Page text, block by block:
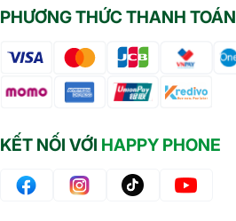
PHƯƠNG THỨC THANH TOÁN
KẾT NỐI VỚI HAPPY PHONE